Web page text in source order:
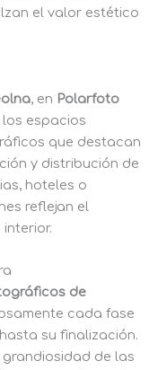
el valor estético
, en Polarfoto
espacios
que destacan
y distribución de
hoteles o
reflejan el
de
cada fase
su finalización.
de las